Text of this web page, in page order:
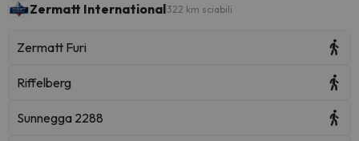
Zermatt International322 km sciabili
Zermatt Furi
Riffelberg
Sunnegga 2288